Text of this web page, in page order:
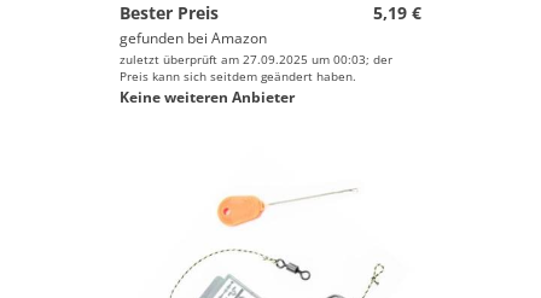
Bester Preis
5,19 €
gefunden bei Amazon
zuletzt überprüft am 27.09.2025 um 00:03; der
Preis kann sich seitdem geändert haben.
Keine weiteren Anbieter